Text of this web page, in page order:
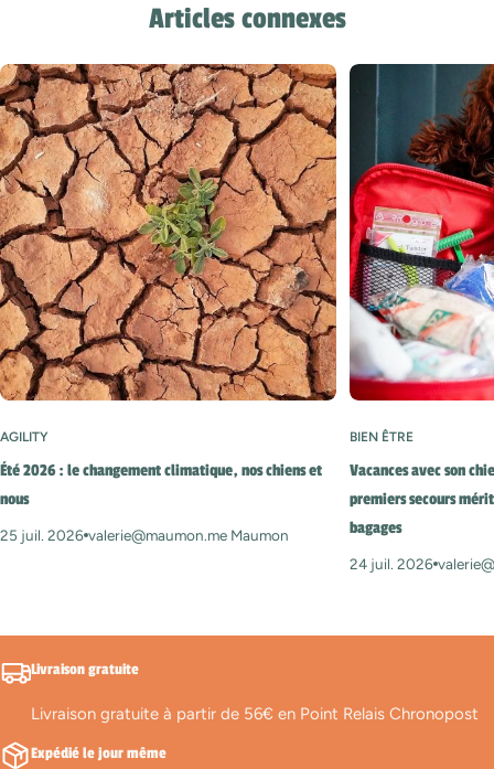
Articles connexes
AGILITY
Été 2026 : le changement climatique, nos chiens et
nous
25 juil. 2026 valerie@maumon.me Maumon
BIEN ÊTRE
Vacances avec son
premiers secours
bagages
24 juil. 2026
Livraison gratuite
Livraison gratuite à partir de 56€ en Point Relais Chronopost
Expédié le jour même